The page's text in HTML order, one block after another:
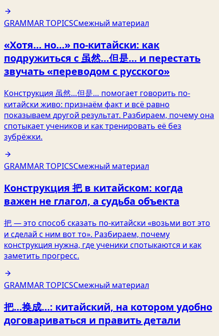
GRAMMAR TOPICSСмежный материал
«Хотя… но…» по‑китайски: как
подружиться с 虽然…但是… и перестать
звучать «переводом с русского»
Конструкция 虽然…但是… помогает говорить по-
китайски живо: признаём факт и всё равно
показываем другой результат. Разбираем, почему она
спотыкает учеников и как тренировать её без
зубрёжки.
GRAMMAR TOPICSСмежный материал
Конструкция 把 в китайском: когда
важен не глагол, а судьба объекта
把 — это способ сказать по‑китайски «возьми вот это
и сделай с ним вот то». Разбираем, почему
конструкция нужна, где ученики спотыкаются и как
заметить прогресс.
GRAMMAR TOPICSСмежный материал
把…换成…: китайский, на котором удобно
договариваться и править детали